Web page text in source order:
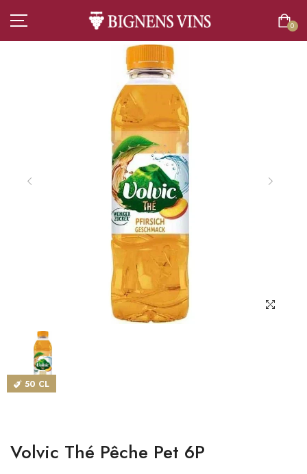
0
TOUT L’ASSORTIMENT
VINS
BOISSONS SANS ALCOOL
CATALOGUES
MAGASINS
CONTACT
Langue
50 CL
Volvic Thé Pêche Pet 6P